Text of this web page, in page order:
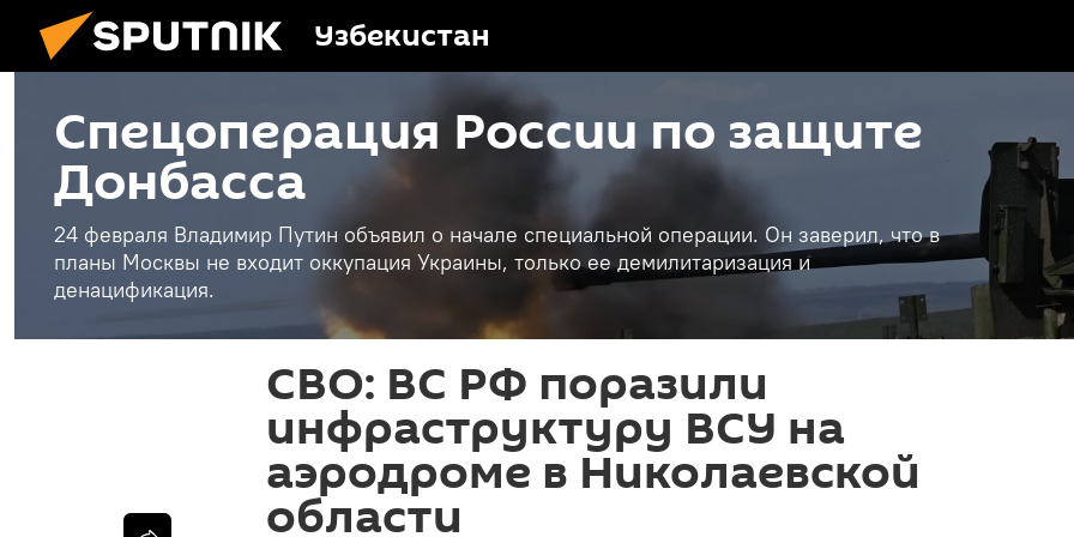
Узбекистан
Спецоперация России по защите
Донбасса
24 февраля Владимир Путин объявил о начале специальной операции. Он заверил, что в
планы Москвы не входит оккупация Украины, только ее демилитаризация и
денацификация.
СВО: ВС РФ поразили
инфраструктуру ВСУ на
аэродроме в Николаевской
области